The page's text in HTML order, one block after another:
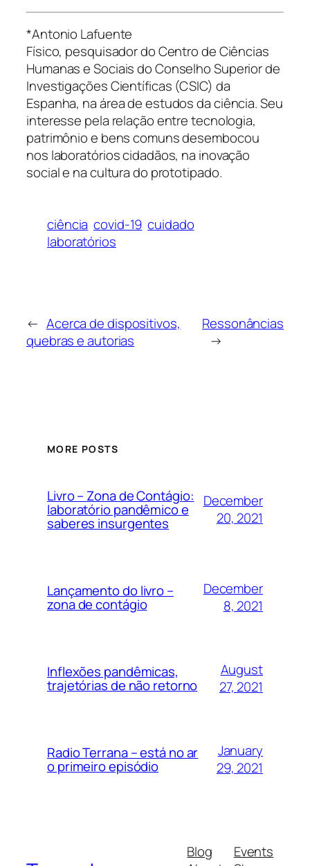
*Antonio Lafuente
Físico, pesquisador do Centro de Ciências
Humanas e Sociais do Conselho Superior de
Investigações Científicas (CSIC) da
Espanha, na área de estudos da ciência. Seu
interesse pela relação entre tecnologia,
patrimônio e bens comuns desembocou
nos laboratórios cidadãos, na inovação
social e na cultura do prototipado.
ciência covid-19 cuidado
laboratórios
← Acerca de dispositivos,
quebras e autorias
Ressonâncias
→
MORE POSTS
Livro – Zona de Contágio:
laboratório pandêmico e
saberes insurgentes
December
20, 2021
Lançamento do livro –
zona de contágio
December
8, 2021
Inflexões pandêmicas,
trajetórias de não retorno
August
27, 2021
Radio Terrana – está no ar
o primeiro episódio
January
29, 2021
Blog
Events